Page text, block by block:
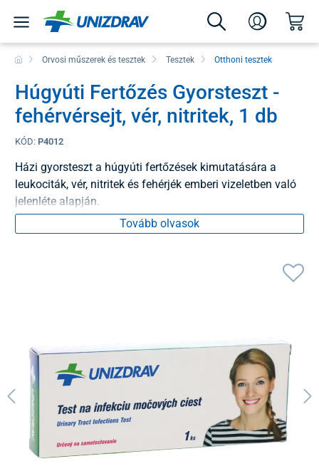
Orvosi műszerek és tesztek Tesztek Otthoni tesztek
Húgyúti Fertőzés Gyorsteszt -
fehérvérsejt, vér, nitritek, 1 db
KÓD: P4012
Házi gyorsteszt a húgyúti fertőzések kimutatására a
leukociták, vér, nitritek és fehérjék emberi vizeletben való
jelenléte alapján.
Tovább olvasok